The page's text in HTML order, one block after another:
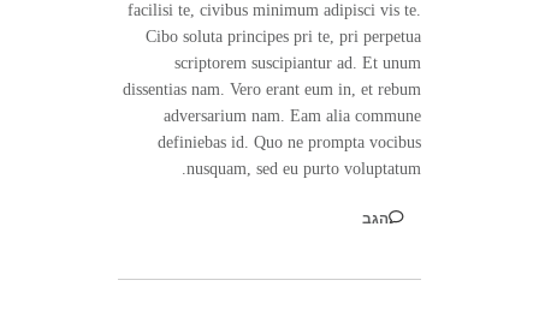
facilisi te, civibus minimum adipisci vis te.
Cibo soluta principes pri te, pri perpetua
scriptorem suscipiantur ad. Et unum
dissentias nam. Vero erant eum in, et rebum
adversarium nam. Eam alia commune
definiebas id. Quo ne prompta vocibus
nusquam, sed eu purto voluptatum.
הגב